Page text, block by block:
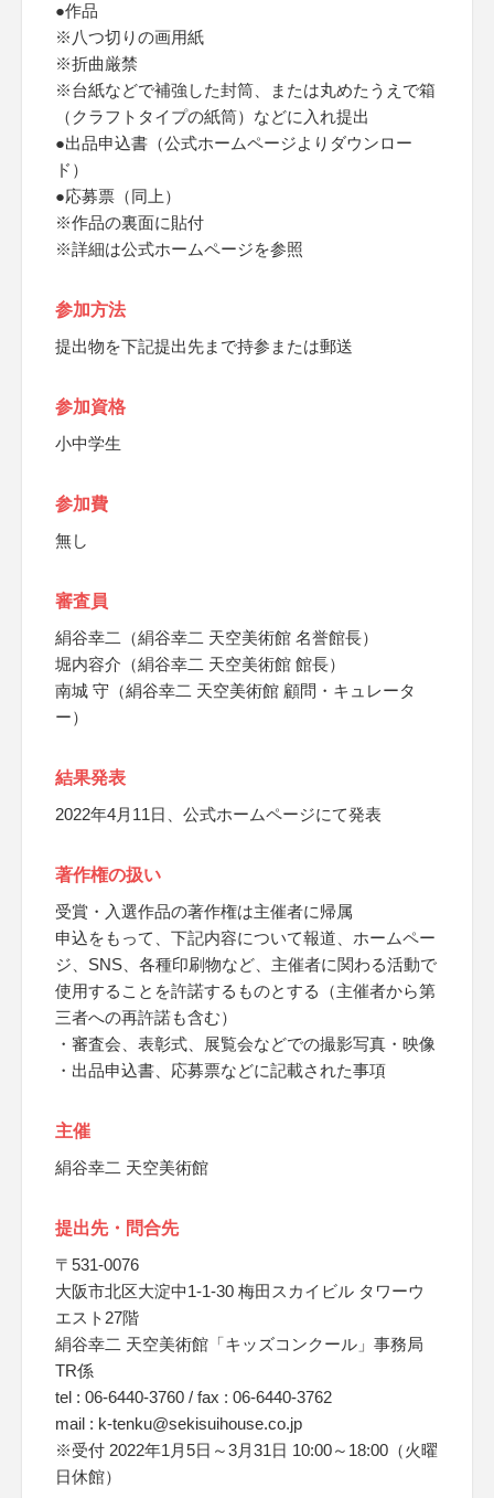
●作品
※八つ切りの画用紙
※折曲厳禁
※台紙などで補強した封筒、または丸めたうえで箱
（クラフトタイプの紙筒）などに入れ提出
●出品申込書（公式ホームページよりダウンロー
ド）
●応募票（同上）
※作品の裏面に貼付
※詳細は公式ホームページを参照
参加方法
提出物を下記提出先まで持参または郵送
参加資格
小中学生
参加費
無し
審査員
絹谷幸二（絹谷幸二 天空美術館 名誉館長）
堀内容介（絹谷幸二 天空美術館 館長）
南城 守（絹谷幸二 天空美術館 顧問・キュレータ
ー）
結果発表
2022年4月11日、公式ホームページにて発表
著作権の扱い
受賞・入選作品の著作権は主催者に帰属
申込をもって、下記内容について報道、ホームペー
ジ、SNS、各種印刷物など、主催者に関わる活動で
使用することを許諾するものとする（主催者から第
三者への再許諾も含む）
・審査会、表彰式、展覧会などでの撮影写真・映像
・出品申込書、応募票などに記載された事項
主催
絹谷幸二 天空美術館
提出先・問合先
〒531-0076
大阪市北区大淀中1-1-30 梅田スカイビル タワーウ
エスト27階
絹谷幸二 天空美術館「キッズコンクール」事務局
TR係
tel : 06-6440-3760 / fax : 06-6440-3762
mail : k-tenku@sekisuihouse.co.jp
※受付 2022年1月5日～3月31日 10:00～18:00（火曜
日休館）